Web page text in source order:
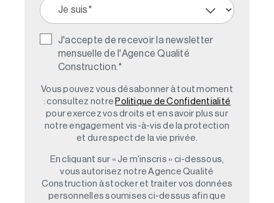
J'accepte de recevoir la newsletter
mensuelle de l'Agence Qualité
Construction. *
Vous pouvez vous désabonner à tout moment
: consultez notre Politique de Confidentialité
pour exercez vos droits et en savoir plus sur
notre engagement vis-à-vis de la protection
et du respect de la vie privée.
En cliquant sur « Je m'inscris » ci-dessous,
vous autorisez notre Agence Qualité
Construction à stocker et traiter vos données
personnelles soumises ci-dessus afin que